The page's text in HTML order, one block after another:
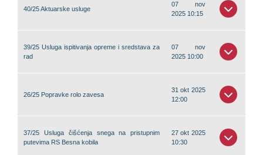
40/25 Aktuarske usluge
07 nov
2025 10:15
39/25 Usluga ispitivanja opreme i sredstava za
rad
07 nov
2025 10:00
26/25 Popravke rolo zavesa
31 okt 2025
12:00
37/25 Usluga čišćenja snega na pristupnim
putevima RS Besna kobila
27 okt 2025
10:30